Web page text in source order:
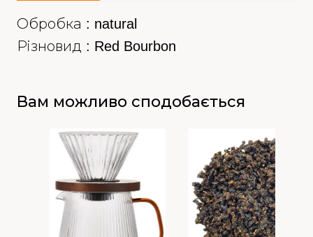
Обробка : natural
Різновид : Red Bourbon
Вам можливо сподобається